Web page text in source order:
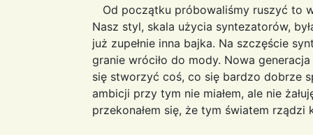
Od początku próbowaliśmy ruszyć to
Nasz styl, skala użycia syntezatorów,
już zupełnie inna bajka. Na szczęście
granie wróciło do mody. Nowa
się stworzyć coś, co się bardzo dobrze
ambicji przy tym nie miałem, ale nie
przekonałem się, że tym światem rządzi